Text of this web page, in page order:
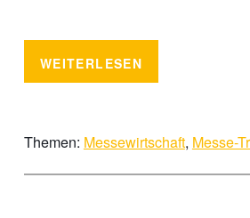
WEITERLESEN
Themen: Messewirtschaft, Messe-